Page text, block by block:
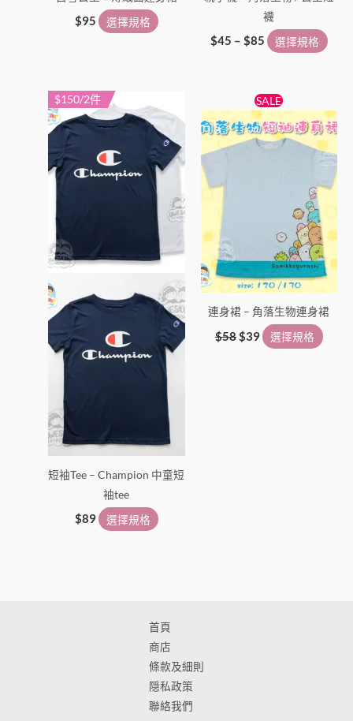
$95 選擇規格
襪
$45 – $85 選擇規格
$150/2件
短袖Tee – Champion 中童短
袖tee
$89 選擇規格
產
品
多
款
式。
可
產
品
頁
面
選
擇
選
SALE
連身裙 – 角落生物連身裙
$58
始
價
格：
$58。
$39
目
前
價
格：
$39。
選擇規格
產
品
有
多
款
式。
可
在
產
品
頁
首頁
商店
條款及細則
隠私政策
聯絡我們